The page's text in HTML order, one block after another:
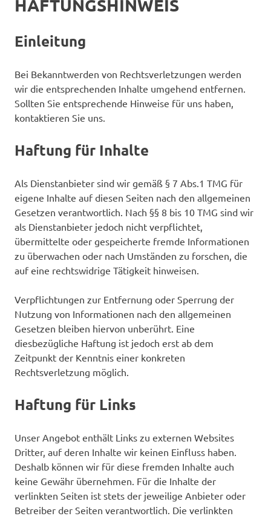
HAFTUNGSHINWEIS
Einleitung
Bei Bekanntwerden von Rechtsverletzungen werden
wir die entsprechenden Inhalte umgehend entfernen.
Sollten Sie entsprechende Hinweise für uns haben,
kontaktieren Sie uns.
Haftung für Inhalte
Als Dienstanbieter sind wir gemäß § 7 Abs.1 TMG für
eigene Inhalte auf diesen Seiten nach den allgemeinen
Gesetzen verantwortlich. Nach §§ 8 bis 10 TMG sind wir
als Dienstanbieter jedoch nicht verpflichtet,
übermittelte oder gespeicherte fremde Informationen
zu überwachen oder nach Umständen zu forschen, die
auf eine rechtswidrige Tätigkeit hinweisen.
Verpflichtungen zur Entfernung oder Sperrung der
Nutzung von Informationen nach den allgemeinen
Gesetzen bleiben hiervon unberührt. Eine
diesbezügliche Haftung ist jedoch erst ab dem
Zeitpunkt der Kenntnis einer konkreten
Rechtsverletzung möglich.
Haftung für Links
Unser Angebot enthält Links zu externen Websites
Dritter, auf deren Inhalte wir keinen Einfluss haben.
Deshalb können wir für diese fremden Inhalte auch
keine Gewähr übernehmen. Für die Inhalte der
verlinkten Seiten ist stets der jeweilige Anbieter oder
Betreiber der Seiten verantwortlich. Die verlinkten